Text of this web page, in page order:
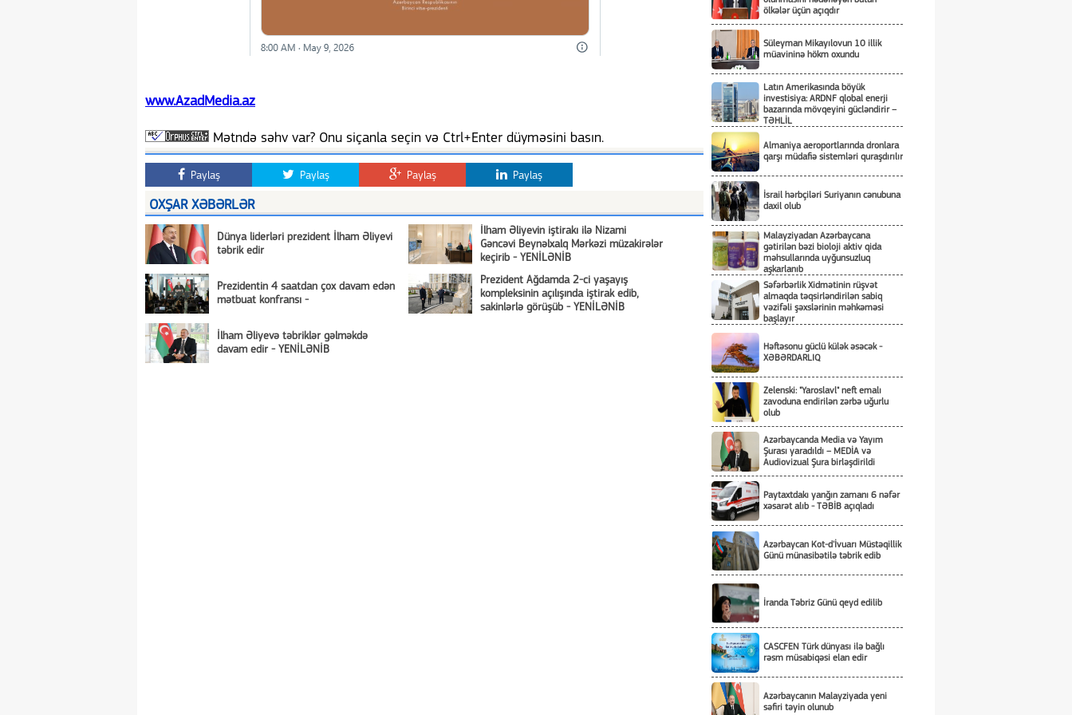
www.AzadMedia.az
Mətndə səhv var? Onu siçanla seçin və Ctrl+Enter düyməsini basın.
Paylaş Paylaş Paylaş Paylaş
OXŞAR XƏBƏRLƏR
Dünya liderləri prezident İlham Əliyevi
təbrik edir
İlham Əliyevin iştirakı ilə Nizami
Gəncəvi Beynəlxalq Mərkəzi müzakirələr
keçirib - YENİLƏNİB
Prezidentin 4 saatdan çox davam edən
mətbuat konfransı -
Prezident Ağdamda 2-ci yaşayış
kompleksinin açılışında iştirak edib,
sakinlərlə görüşüb - YENİLƏNİB
İlham Əliyevə təbriklər gəlməkdə
davam edir - YENİLƏNİB
ölkələr üçün açıqdır
Süleyman Mikayılovun 10 illik
müavininə hökm oxundu
Latın Amerikasında böyük
investisiya: ARDNF qlobal enerji
bazarında mövqeyini gücləndirir –
TƏHLİL
Almaniya aeroportlarında dronlara
qarşı müdafiə sistemləri quraşdırılır
İsrail hərbçiləri Suriyanın cənubuna
daxil olub
Malayziyadan Azərbaycana
gətirilən bəzi bioloji aktiv qida
məhsullarında uyğunsuzluq
aşkarlanıb
Səfərbərlik Xidmətinin rüşvət
almaqda təqsirləndirilən sabiq
vəzifəli şəxslərinin məhkəməsi
başlayır
Həftəsonu güclü külək əsəcək -
XƏBƏRDARLIQ
Zelenski: "Yaroslavl" neft emalı
zavoduna endirilən zərbə uğurlu
olub
Azərbaycanda Media və Yayım
Şurası yaradıldı – MEDİA və
Audiovizual Şura birləşdirildi
Paytaxtdakı yanğın zamanı 6 nəfər
xəsarət alıb - TƏBİB açıqladı
Azərbaycan Kot-d'İvuarı Müstəqillik
Günü münasibətilə təbrik edib
İranda Təbriz Günü qeyd edilib
CASCFEN Türk dünyası ilə bağlı
rəsm müsabiqəsi elan edir
Azərbaycanın Malayziyada yeni
səfiri təyin olunub